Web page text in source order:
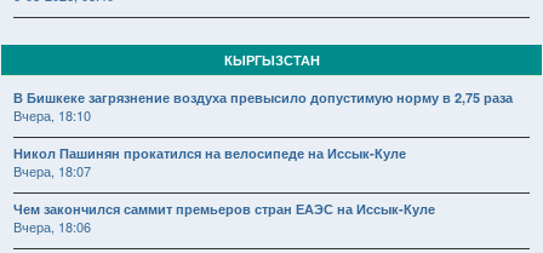
КЫРГЫЗСТАН
В Бишкеке загрязнение воздуха превысило допустимую норму в 2,75 раза
Вчера, 18:10
Никол Пашинян прокатился на велосипеде на Иссык-Куле
Вчера, 18:07
Чем закончился саммит премьеров стран ЕАЭС на Иссык-Куле
Вчера, 18:06